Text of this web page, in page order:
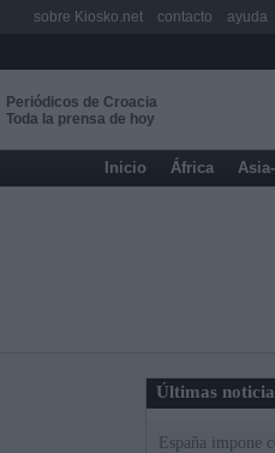
Periódicos de Croacia
Toda la prensa de hoy
Inicio África
Últimas
España impone
sobre Kiosko.net contacto ayuda